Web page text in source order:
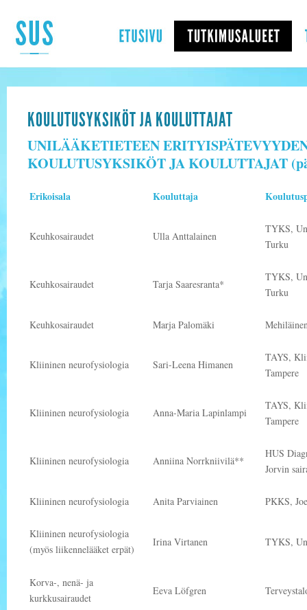
KOULUTUSYKSIKÖT JA KOULUTTAJAT
UNILÄÄKETIETEEN
KOULUTUSYKSIKÖT JA KOULUTTAJAT
Erikoisala Kouluttaja
Keuhkosairaudet Ulla Anttalainen
TYKS,
Turku
Keuhkosairaudet Tarja Saaresranta*
TYKS,
Turku
Keuhkosairaudet Marja Palomäki
Kliininen neurofysiologia Sari-Leena Himanen
TAYS,
Tampere
Kliininen neurofysiologia Anna-Maria Lapinlampi
TAYS,
Tampere
Kliininen neurofysiologia Anniina Norrkniivilä**
HUS
Jorvin
Kliininen neurofysiologia Anita Parviainen PKKS,
Kliininen neurofysiologia
(myös liikennelääket erpät)
Irina Virtanen TYKS,
Korva-, nenä- ja
kurkkusairaudet
Eeva Löfgren